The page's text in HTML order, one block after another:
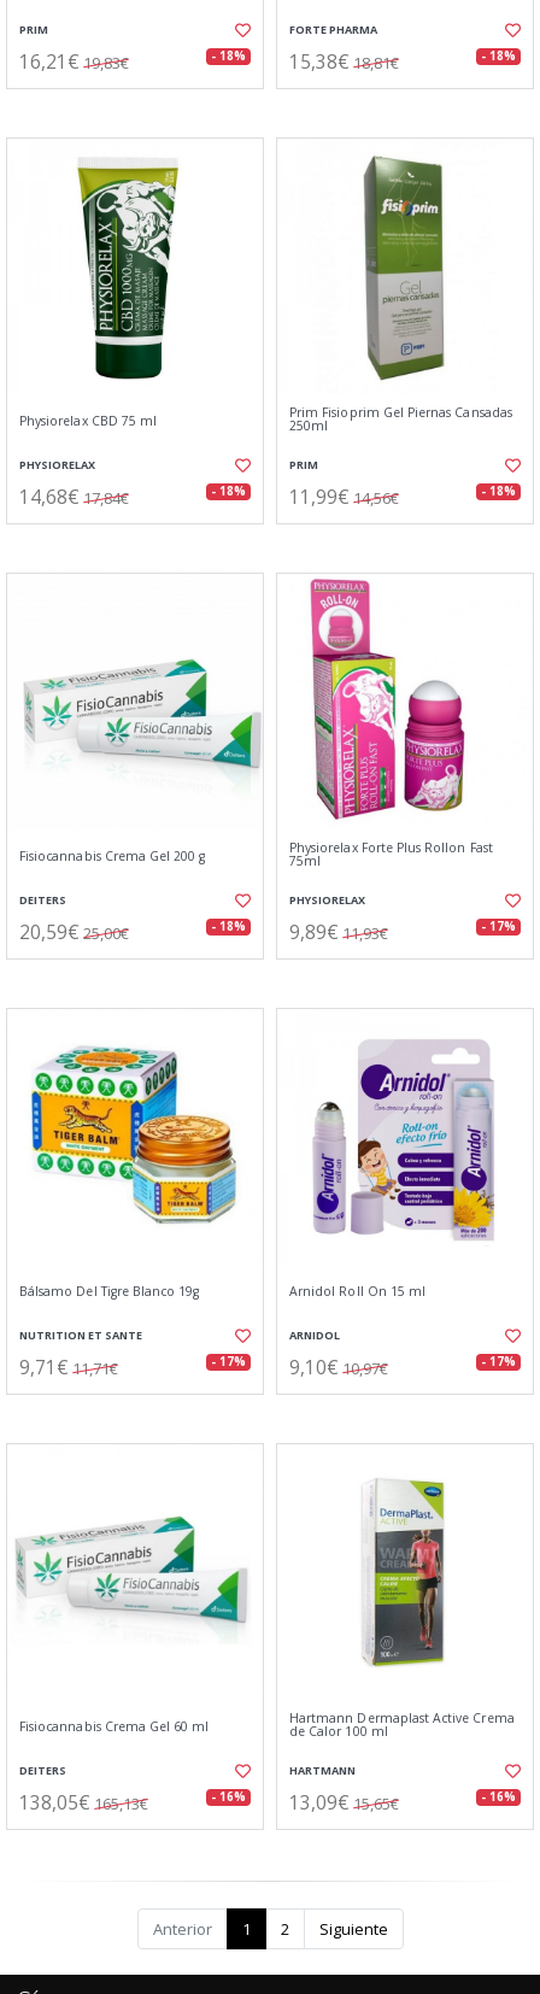
PRIM
16,21€ 19,83€ - 18%
FORTE PHARMA
15,38€ 18,81€ - 18%
Physiorelax CBD 75 ml
PHYSIORELAX
14,68€ 17,84€ - 18%
Prim Fisioprim Gel Piernas Cansadas
250ml
PRIM
11,99€ 14,56€ - 18%
Fisiocannabis Crema Gel 200 g
DEITERS
20,59€ 25,00€ - 18%
Physiorelax Forte Plus Rollon Fast
75ml
PHYSIORELAX
9,89€ 11,93€ - 17%
Bálsamo Del Tigre Blanco 19g
NUTRITION ET SANTE
9,71€ 11,71€ - 17%
Arnidol Roll On 15 ml
ARNIDOL
9,10€ 10,97€ - 17%
Fisiocannabis Crema Gel 60 ml
DEITERS
138,05€ 165,13€ - 16%
Hartmann Dermaplast Active Crema
de Calor 100 ml
HARTMANN
13,09€ 15,65€ - 16%
Anterior 1 2 Siguiente